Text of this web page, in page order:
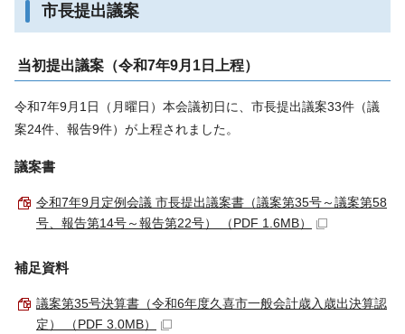
市長提出議案
当初提出議案（令和7年9月1日上程）
令和7年9月1日（月曜日）本会議初日に、市長提出議案33件（議
案24件、報告9件）が上程されました。
議案書
令和7年9月定例会議 市長提出議案書（議案第35号～議案第58
号、報告第14号～報告第22号） （PDF 1.6MB）
補足資料
議案第35号決算書（令和6年度久喜市一般会計歳入歳出決算認
定） （PDF 3.0MB）